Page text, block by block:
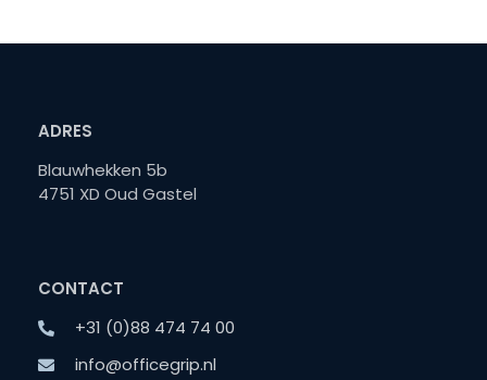
ADRES
Blauwhekken 5b
4751 XD Oud Gastel
CONTACT
+31 (0)88 474 74 00
info@officegrip.nl